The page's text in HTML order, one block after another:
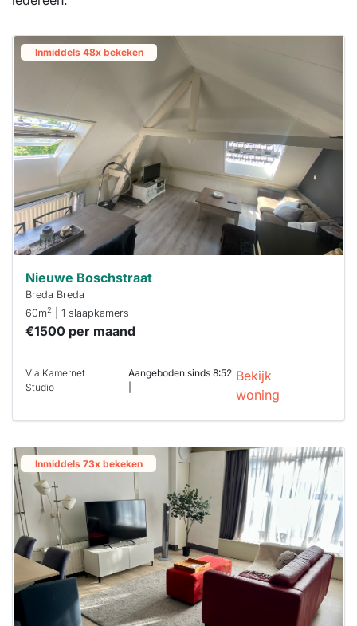
Inmiddels 48x bekeken
Nieuwe Boschstraat
Breda Breda
60m2 | 1 slaapkamers
€1500 per maand
Via Kamernet
Studio
Aangeboden sinds 8:52 Bekijk
woning
Inmiddels 73x bekeken